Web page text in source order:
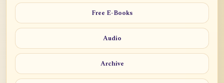
Free E-Books
Audio
Archive